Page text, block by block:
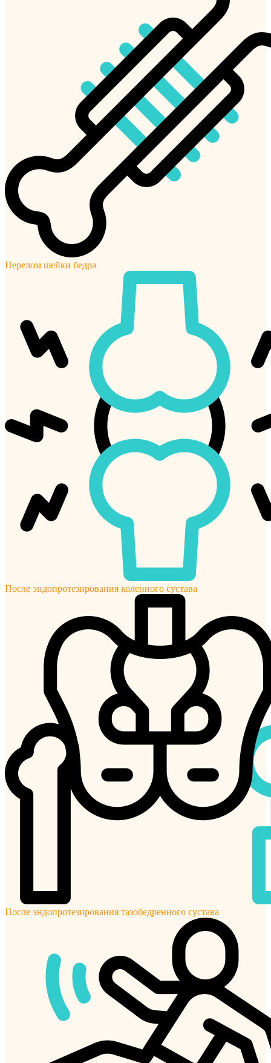
Перелом шейки бедра
После эндопротезирования коленного сустава
После эндопротезирования тазобедренного сустава